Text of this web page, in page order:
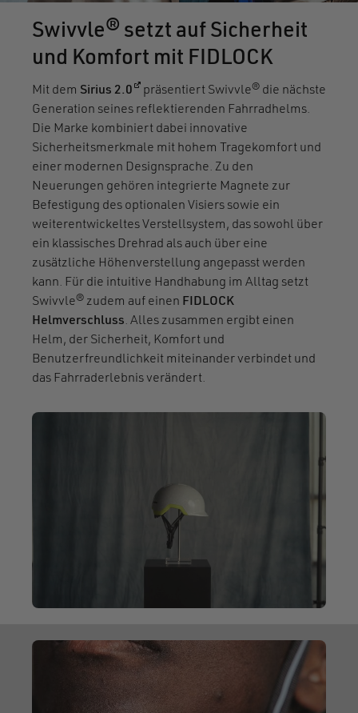
Swivvle® setzt auf Sicherheit
und Komfort mit FIDLOCK
Mit dem Sirius 2.0(öffnet in einem neuen Fenster)
präsentiert Swivvle® die nächste
Generation seines reflektierenden Fahrradhelms.
Die Marke kombiniert dabei innovative
Sicherheitsmerkmale mit hohem Tragekomfort und
einer modernen Designsprache. Zu den
Neuerungen gehören integrierte Magnete zur
Befestigung des optionalen Visiers sowie ein
weiterentwickeltes Verstellsystem, das sowohl über
ein klassisches Drehrad als auch über eine
zusätzliche Höhenverstellung angepasst werden
kann. Für die intuitive Handhabung im Alltag setzt
Swivvle® zudem auf einen FIDLOCK
Helmverschluss. Alles zusammen ergibt einen
Helm, der Sicherheit, Komfort und
Benutzerfreundlichkeit miteinander verbindet und
das Fahrraderlebnis verändert.
Video file